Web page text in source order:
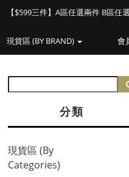
【$599三件】A區任選兩件 B區任
現貨區 (BY BRAND) 會
分類
現貨區 (By
Categories)